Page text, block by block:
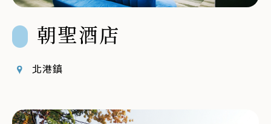
朝聖酒店
北港鎮